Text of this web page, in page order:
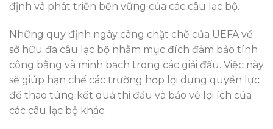
định và phát triển bền vững của các câu lạc bộ.
Những quy định ngày càng chặt chẽ của UEFA về
sở hữu đa câu lạc bộ nhằm mục đích đảm bảo tính
công bằng và minh bạch trong các giải đấu. Việc này
sẽ giúp hạn chế các trường hợp lợi dụng quyền lực
để thao túng kết quả thi đấu và bảo vệ lợi ích của
các câu lạc bộ khác.